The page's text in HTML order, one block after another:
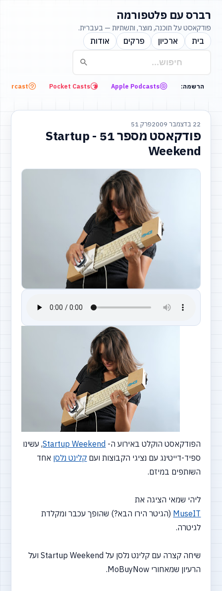
רברס עם פלטפורמה
פודקאסט על תוכנה, מוצר, ותשתיות — בעברית.
בית ארכיון פרקים אודות
הרשמה: Apple Podcasts
Pocket Casts
22 בדצמבר 2009 פרק 51
פודקאסט מספר 51 - Startup
Weekend
הפודקאסט הוקלט באירוע ה- Startup Weekend, עשינו
ספיד-דייטינג עם נציגי הקבוצות ועם קלינט נלסן אחד
השותפים במיזם.
ליהי שמאי הציגה את
MuseIT (הגיטר הירו הבא?) שהופך עכבר ומקלדת
לגיטרה.
שיחה קצרה עם קלינט נלסן על Startup Weekend ועל
הרעיון שמאחורי MoBuyNow.